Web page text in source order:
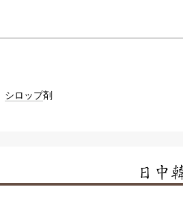
シロップ剤